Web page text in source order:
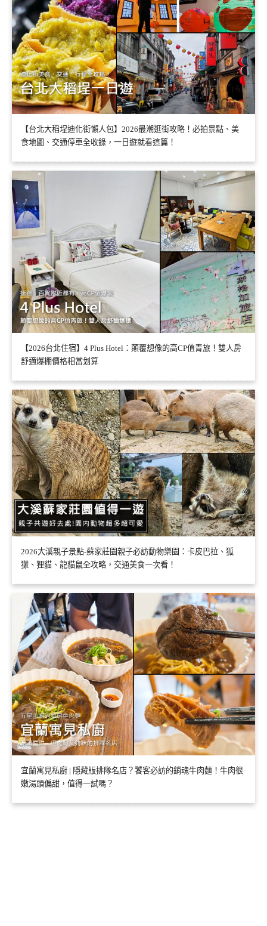
【台北大稻埕迪化街懶人包】2026最潮逛街攻略！必拍景點、美
食地圖、交通停車全收錄，一日遊就看這篇！
【2026台北住宿】4 Plus Hotel：顛覆想像的高CP值青旅！雙人房
舒適爆棚價格相當划算
2026大溪親子景點-蘇家莊園親子必訪動物樂園：卡皮巴拉、狐
獴、狸貓、龍貓鼠全攻略，交通美食一次看！
宜蘭寓見私廚 | 隱藏版排隊名店？饕客必訪的銷魂牛肉麵！牛肉很
嫩湯頭偏甜，值得一試嗎？